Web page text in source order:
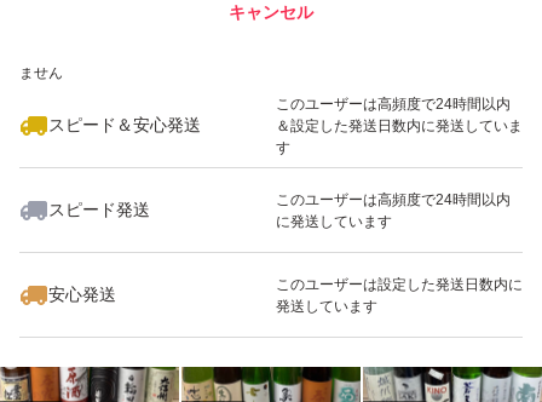
ません
スピード＆安心発送
このユーザーは高頻度で24時間以内
＆設定した発送日数内に発送していま
す
スピード発送
このユーザーは高頻度で24時間以内
に発送しています
安心発送
このユーザーは設定した発送日数内に
発送しています
キャンセル
いいね！
12,500